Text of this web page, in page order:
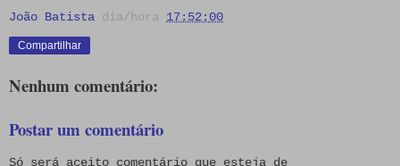
João Batista dia/hora 17:52:00
Compartilhar
Nenhum comentário:
Postar um comentário
Só será aceito comentário que esteja de